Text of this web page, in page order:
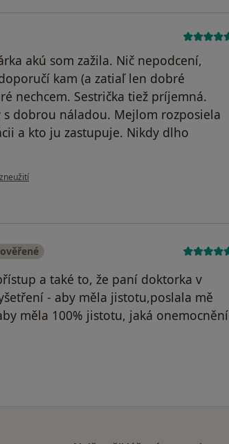
akú som zažila. Nič nepodcení,
kam (a zatiaľ len dobré
nechcem. Sestrička tiež príjemná.
dobrou náladou. Mejlom rozposiela
a kto ju zastupuje. Nikdy dlho
uživatele Váš účet byl odstraněn
a také to, že paní doktorka v
- aby měla jistotu,poslala mě
měla 100% jistotu, jaká onemocnění
byl odstraněn